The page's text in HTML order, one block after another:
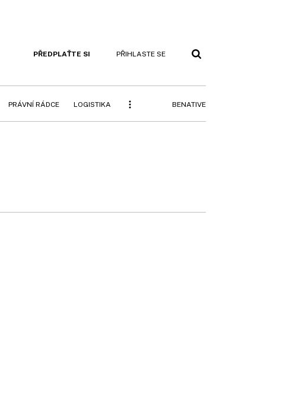
PŘEDPLAŤTE SI PŘIHLASTE SE
PRÁVNÍ RÁDCE LOGISTIKA BENATIVE